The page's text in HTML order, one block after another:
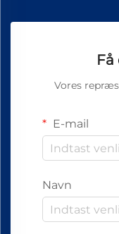
Vores
E-mail
Navn